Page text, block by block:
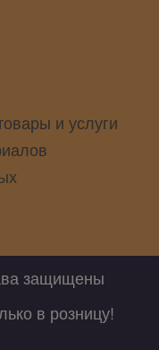
и услуги
защищены
в розницу!